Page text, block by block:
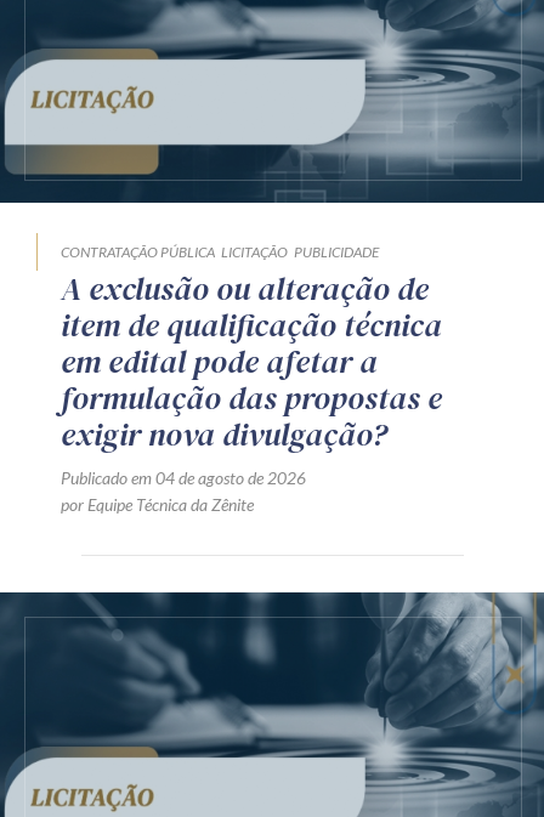
CONTRATAÇÃO PÚBLICA LICITAÇÃO PUBLICIDADE
A exclusão ou alteração de
item de qualificação técnica
em edital pode afetar a
formulação das propostas e
exigir nova divulgação?
Publicado em 04 de agosto de 2026
por Equipe Técnica da Zênite